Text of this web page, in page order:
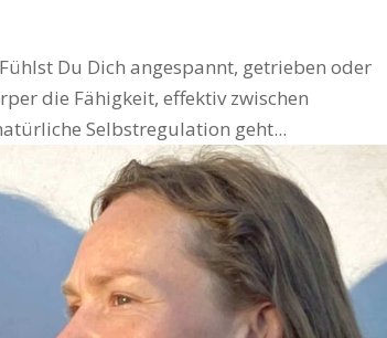
Du Dich angespannt, getrieben oder
die Fähigkeit, effektiv zwischen
Selbstregulation geht...